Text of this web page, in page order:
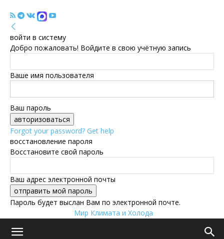
войти в систему
Добро пожаловать! Войдите в свою учётную запись
Ваше имя пользователя
Ваш пароль
Forgot your password? Get help
восстановление пароля
Восстановите свой пароль
Ваш адрес электронной почты
Пароль будет выслан Вам по электронной почте.
Мир Климата и Холода